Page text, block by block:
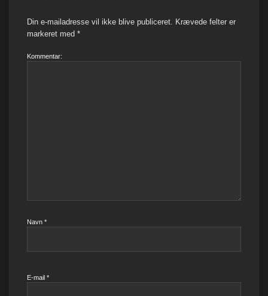
Din e-mailadresse vil ikke blive publiceret.
Krævede felter er
markeret med *
Kommentar:
Navn *
E-mail *